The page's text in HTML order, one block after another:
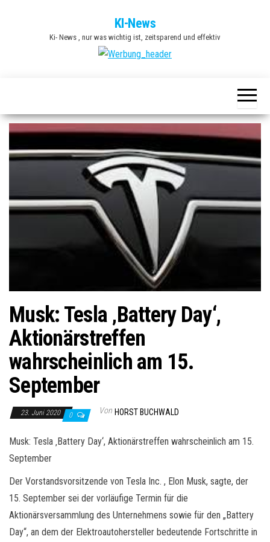
KI-News
Ki- News , nur was wichtig ist, zeitsparend und effektiv
Musk: Tesla ‚Battery Day‘,
Aktionärstreffen
wahrscheinlich am 15.
September
23. Juni 2020 0 Von HORST BUCHWALD
Musk: Tesla ‚Battery Day‘, Aktionärstreffen wahrscheinlich am 15.
September
Der Vorstandsvorsitzende von Tesla Inc. , Elon Musk, sagte, der
15. September sei der vorläufige Termin für die
Aktionärsversammlung des Unternehmens sowie für den „Battery
Day“, an dem der Elektroautohersteller bedeutende Fortschritte in